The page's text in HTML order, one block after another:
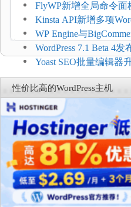
$2.61/月，高性能主机
FlyWP新增全局命令
方便
Kinsta API新增多项
WP Engine与
Connect：WordPress
商能力
WordPress 7.1 Beta 4
复，仅建议在测试环境
Yoast SEO批量编辑器
词与AI元数据草稿
性价比高的WordPress主机